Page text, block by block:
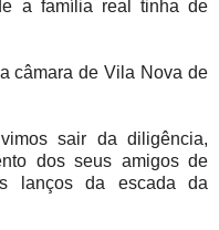
a família real tinha de
câmara de Vila Nova de
sair da diligência,
dos seus amigos de
lanços da escada da